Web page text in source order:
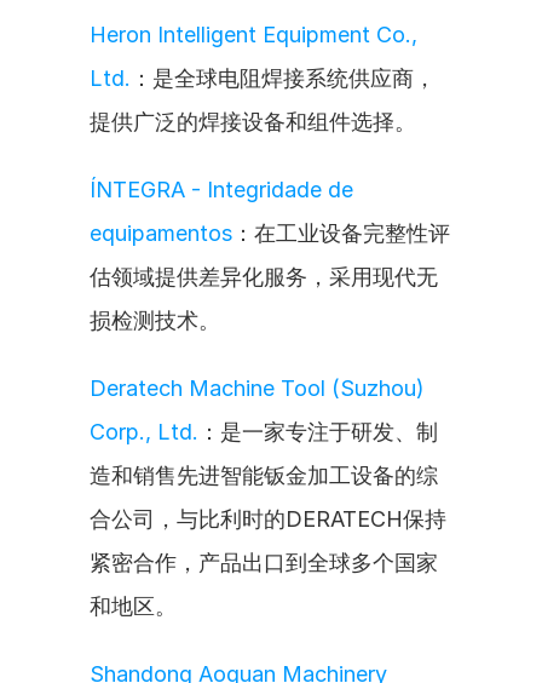
Heron Intelligent Equipment Co.,
Ltd. ：是全球电阻焊接系统供应商，
提供广泛的焊接设备和组件选择。
ÍNTEGRA - Integridade de
equipamentos ：在工业设备完整性评
估领域提供差异化服务，采用现代无
损检测技术。
Deratech Machine Tool (Suzhou)
Corp., Ltd. ：是一家专注于研发、制
造和销售先进智能钣金加工设备的综
合公司，与比利时的DERATECH保持
紧密合作，产品出口到全球多个国家
和地区。
Shandong Aoguan Machinery